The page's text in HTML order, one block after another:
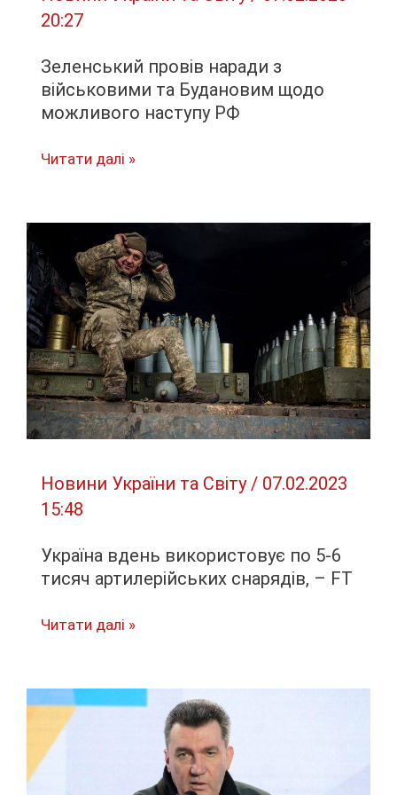
20:27
Зеленський провів наради з
військовими та Будановим щодо
можливого наступу РФ
Зеленський
військовими
та
Будановим
щодо
можливого
наступу
РФ
Читати далі »
Новини України та Світу/ 07.02.2023
15:48
Україна вдень використовує по 5-6
тисяч артилерійських снарядів, – FT
Україна
6
Читати далі »